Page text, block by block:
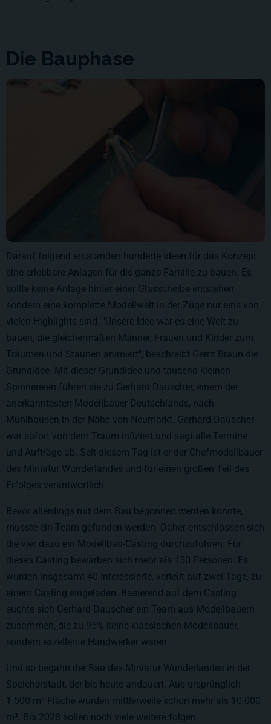
Die Bauphase
Darauf folgend entstanden hunderte Ideen für das Konzept
eine erlebbare Anlagen für die ganze Familie zu bauen. Es
sollte keine Anlage hinter einer Glasscheibe entstehen,
sondern eine komplette Modellwelt in der Züge nur eins von
vielen Highlights sind. "Unsere Idee war es eine Welt zu
bauen, die gleichermaßen Männer, Frauen und Kinder zum
Träumen und Staunen animiert", beschreibt Gerrit Braun die
Grundidee. Mit dieser Grundidee und tausend kleinen
Spinnereien fuhren sie zu Gerhard Dauscher, einem der
anerkanntesten Modellbauer Deutschlands, nach
Mühlhausen in der Nähe von Neumarkt. Gerhard Dauscher
war sofort von dem Traum infiziert und sagt alle Termine
und Aufträge ab. Seit diesem Tag ist er der Chefmodellbauer
des Miniatur Wunderlandes und für einen großen Teil des
Erfolges verantwortlich.
Bevor allerdings mit dem Bau begonnen werden konnte,
musste ein Team gefunden werden. Daher entschlossen sich
die vier dazu ein Modellbau-Casting durchzuführen. Für
dieses Casting bewarben sich mehr als 150 Personen. Es
wurden insgesamt 40 Interessierte, verteilt auf zwei Tage, zu
einem Casting eingeladen. Basierend auf dem Casting
suchte sich Gerhard Dauscher ein Team aus Modellbauern
zusammen, die zu 95% keine klassischen Modellbauer,
sondern exzellente Handwerker waren.
Und so begann der Bau des Miniatur Wunderlandes in der
Speicherstadt, der bis heute andauert. Aus ursprünglich
1.500 m² Fläche wurden mittlerweile schon mehr als 10.000
m² . Bis 2028 sollen noch viele weitere folgen.